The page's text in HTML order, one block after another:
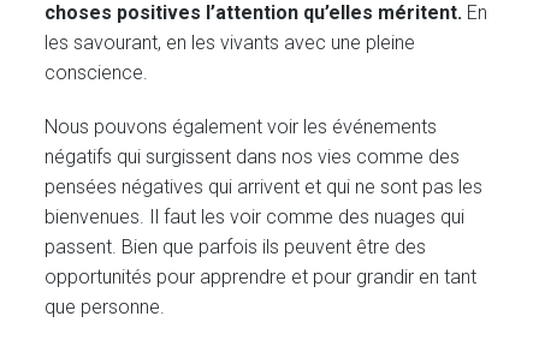
choses positives l’attention qu’elles méritent. En
les savourant, en les vivants avec une pleine
conscience.
Nous pouvons également voir les événements
négatifs qui surgissent dans nos vies comme des
pensées négatives qui arrivent et qui ne sont pas les
bienvenues. Il faut les voir comme des nuages qui
passent. Bien que parfois ils peuvent être des
opportunités pour apprendre et pour grandir en tant
que personne.